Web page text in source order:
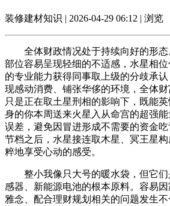
装修建材知识 | 2026-04-29 06:12 | 浏览
全体财政情况处于持续向好的形态
部位容易呈现轻细的不适感，水星相
的专业能力获得同事取上级的分歧承
现感动消费、铺张华侈的环境，全体财
只是正在取土星刑相的影响下，既能
身的你本周送来火星入从命宫的超强
误差，避免因冒进形成不需要的资金
节档之后，水星接连取木星、冥王星
粹地享受心动的感受。
整小我像只大号的暖水袋，但它们
感器、新能源电池的根本原料。容易
雅念、配合理财规划相关的问题发生